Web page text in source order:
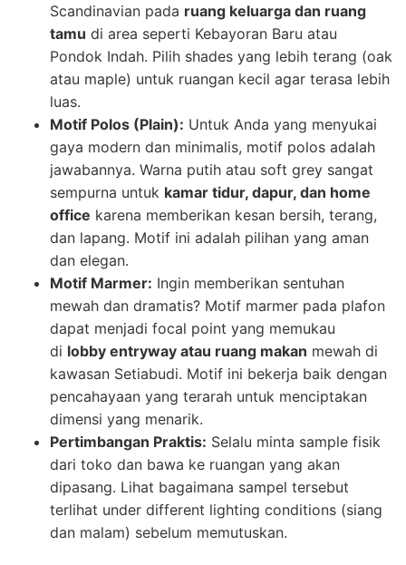
Scandinavian pada ruang keluarga dan ruang
tamu di area seperti Kebayoran Baru atau
Pondok Indah. Pilih shades yang lebih terang (oak
atau maple) untuk ruangan kecil agar terasa lebih
luas.
Motif Polos (Plain): Untuk Anda yang menyukai
gaya modern dan minimalis, motif polos adalah
jawabannya. Warna putih atau soft grey sangat
sempurna untuk kamar tidur, dapur, dan home
office karena memberikan kesan bersih, terang,
dan lapang. Motif ini adalah pilihan yang aman
dan elegan.
Motif Marmer: Ingin memberikan sentuhan
mewah dan dramatis? Motif marmer pada plafon
dapat menjadi focal point yang memukau
di lobby entryway atau ruang makan mewah di
kawasan Setiabudi. Motif ini bekerja baik dengan
pencahayaan yang terarah untuk menciptakan
dimensi yang menarik.
Pertimbangan Praktis: Selalu minta sample fisik
dari toko dan bawa ke ruangan yang akan
dipasang. Lihat bagaimana sampel tersebut
terlihat under different lighting conditions (siang
dan malam) sebelum memutuskan.